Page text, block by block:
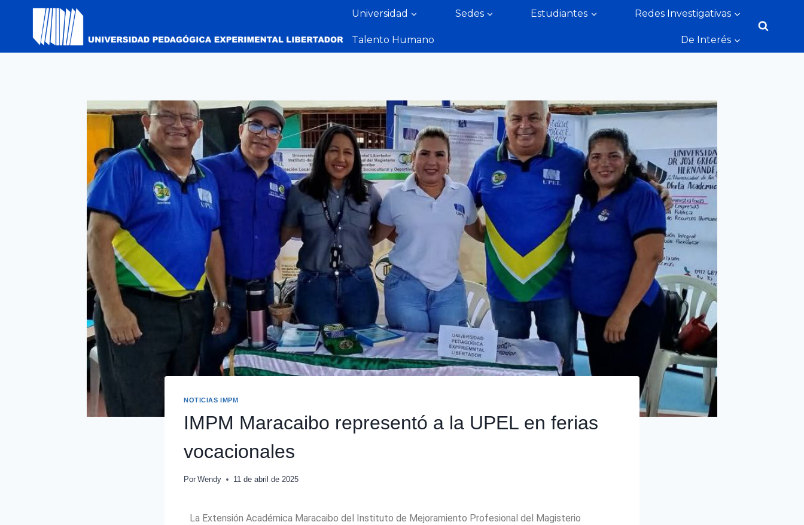
Universidad Sedes Estudiantes Redes Investigativas
Talento Humano De Interés
NOTICIAS IMPM
IMPM Maracaibo representó a la UPEL en ferias
vocacionales
Por Wendy 11 de abril de 2025
La Extensión Académica Maracaibo del Instituto de Mejoramiento Profesional del Magisterio